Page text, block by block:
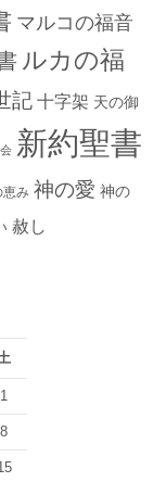
マルコの福音
ルカの福
記 十字架 天の御
新約聖書
恵み 神の愛 神の
赦し
1
8